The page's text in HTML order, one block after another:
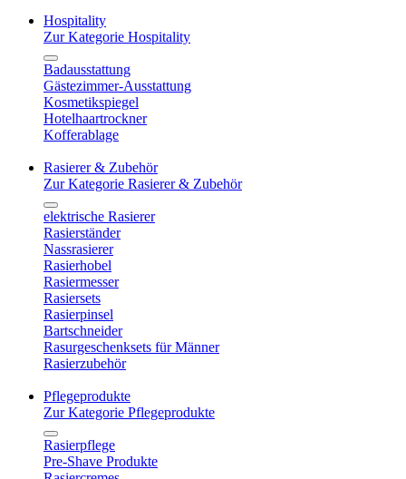
Hospitality
Zur Kategorie Hospitality
Badausstattung
Gästezimmer-Ausstattung
Kosmetikspiegel
Hotelhaartrockner
Kofferablage
Rasierer & Zubehör
Zur Kategorie Rasierer & Zubehör
elektrische Rasierer
Rasierständer
Nassrasierer
Rasierhobel
Rasiermesser
Rasiersets
Rasierpinsel
Bartschneider
Rasurgeschenksets für Männer
Rasierzubehör
Pflegeprodukte
Zur Kategorie Pflegeprodukte
Rasierpflege
Pre-Shave Produkte